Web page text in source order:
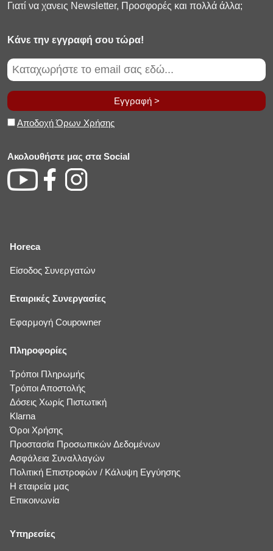
Γιατί να χανεις Newsletter, Προσφορές και πολλά άλλα;
Κάνε την εγγραφή σου τώρα!
Εγγραφή >
Αποδοχή Όρων Χρήσης
Ακολουθήστε μας στα Social
Horeca
Είσοδος Συνεργατών
Εταιρικές Συνεργασίες
Εφαρμογή Coupowner
Πληροφορίες
Τρόποι Πληρωμής
Τρόποι Αποστολής
Δόσεις Χωρίς Πιστωτική
Klarna
Όροι Χρήσης
Προστασία Προσωπικών Δεδομένων
Ασφάλεια Συναλλαγών
Πολιτική Επιστροφών / Κάλυψη Εγγύησης
Η εταιρεία μας
Επικοινωνία
Υπηρεσίες